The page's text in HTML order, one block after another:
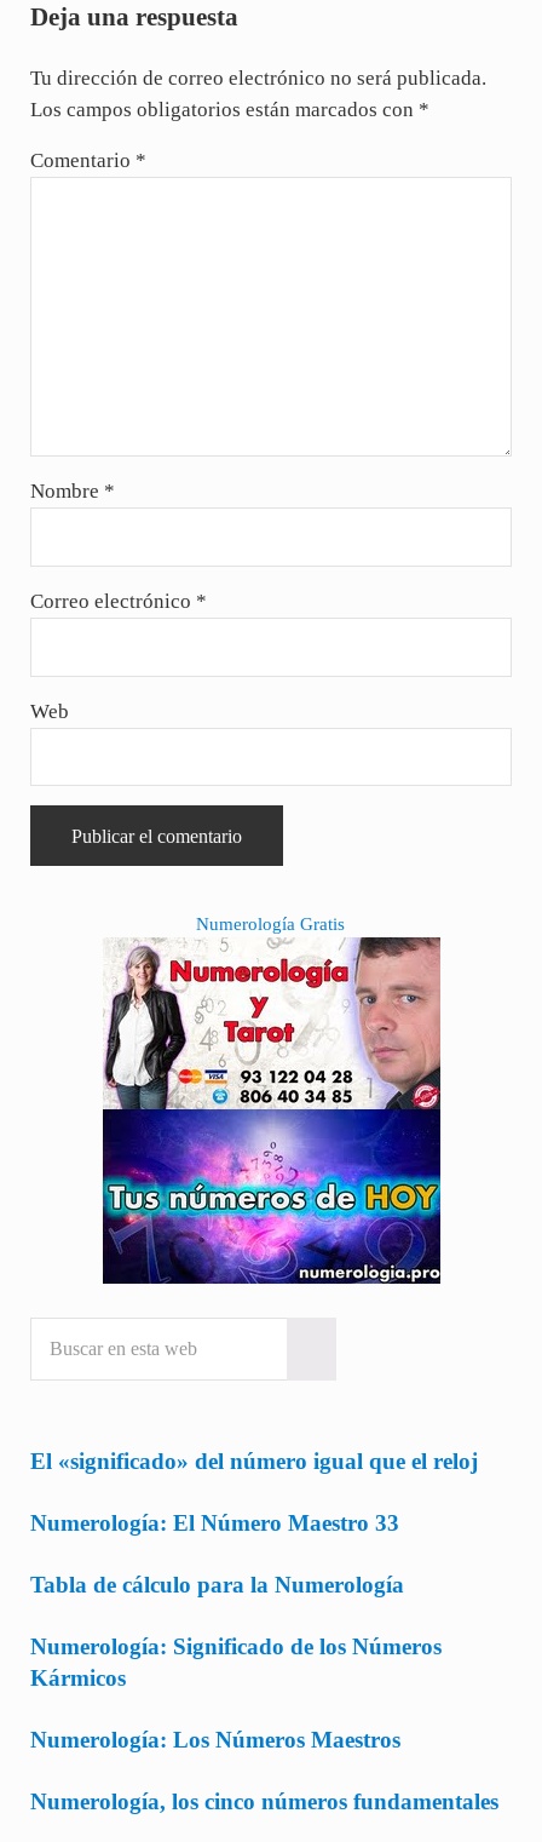
Deja una respuesta
Tu dirección de correo electrónico no será publicada.
Los campos obligatorios están marcados con *
Comentario *
Nombre *
Correo electrónico *
Web
Sidebar Numerología Gratis
El «significado» del número igual que el reloj
Numerología: El Número Maestro 33
Tabla de cálculo para la Numerología
Numerología: Significado de los Números
Kármicos
Numerología: Los Números Maestros
Numerología, los cinco números fundamentales